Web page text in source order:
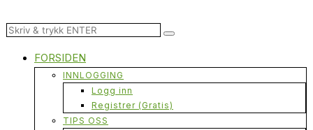
FORSIDEN
INNLOGGING
Logg inn
Registrer (Gratis)
TIPS OSS